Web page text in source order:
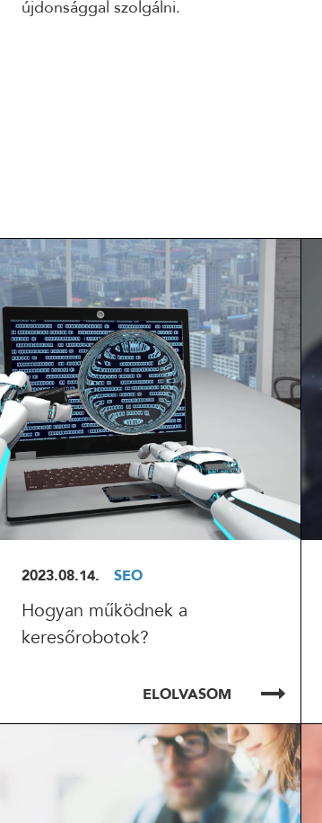
újdonsággal szolgálni.
ELOLVASOM
2023.08.14. SEO
Hogyan működnek a
keresőrobotok?
ELOLVASOM